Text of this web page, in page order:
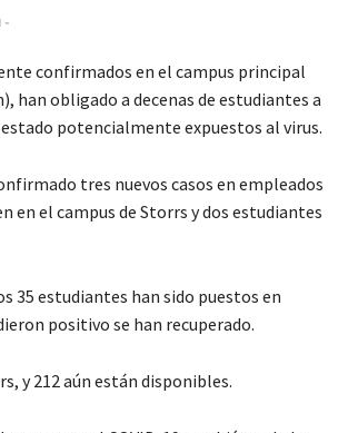
-
confirmados en el campus principal
han obligado a decenas de estudiantes a
potencialmente expuestos al virus.
tres nuevos casos en empleados
en el campus de Storrs y dos estudiantes
35 estudiantes han sido puestos en
positivo se han recuperado.
y 212 aún están disponibles.